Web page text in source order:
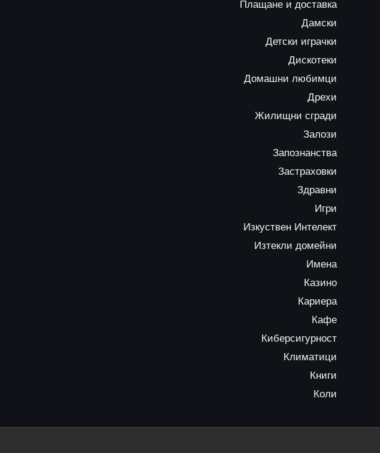
Плащане и доставка
Дамски
Детски играчки
Дискотеки
Домашни любимци
Дрехи
Жилищни сгради
Залози
Запознанства
Застраховки
Здравни
Игри
Изкуствен Интелект
Изтекли домейни
Имена
Казино
Кариера
Кафе
Киберсигурност
Климатици
Книги
Коли